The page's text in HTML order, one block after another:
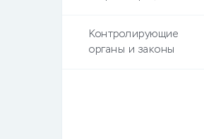
Контролирующие
органы и законы